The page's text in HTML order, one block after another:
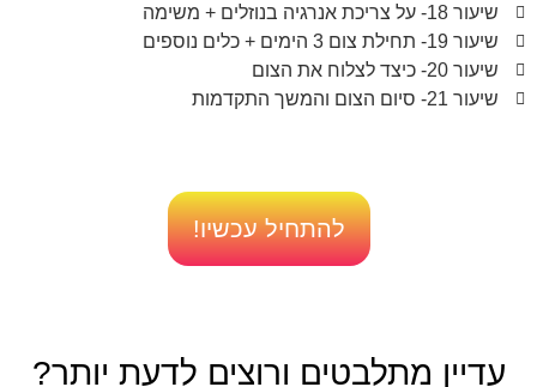
שיעור 18- על צריכת אנרגיה בנוזלים + משימה
שיעור 19- תחילת צום 3 הימים + כלים נוספים
שיעור 20- כיצד לצלוח את הצום
שיעור 21- סיום הצום והמשך התקדמות
להתחיל עכשיו!
עדיין מתלבטים ורוצים לדעת יותר?